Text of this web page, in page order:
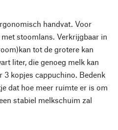
handvat. Voor
stoomlans. Verkrijgbaar in
tot de grotere kan
liter, die genoeg melk kan
3 kopjes cappuchino. Bedenk
dat hoe meer ruimte er is om
stabiel melkschuim zal